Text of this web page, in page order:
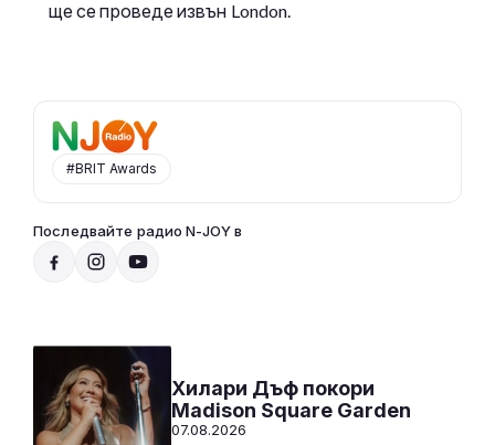
ще се проведе извън London.
#BRIT Awards
Последвайте радио N-JOY в
СЛУШАЙ
07:00 - 10:00
Хилари Дъф покори
Madison Square Garden
07.08.2026